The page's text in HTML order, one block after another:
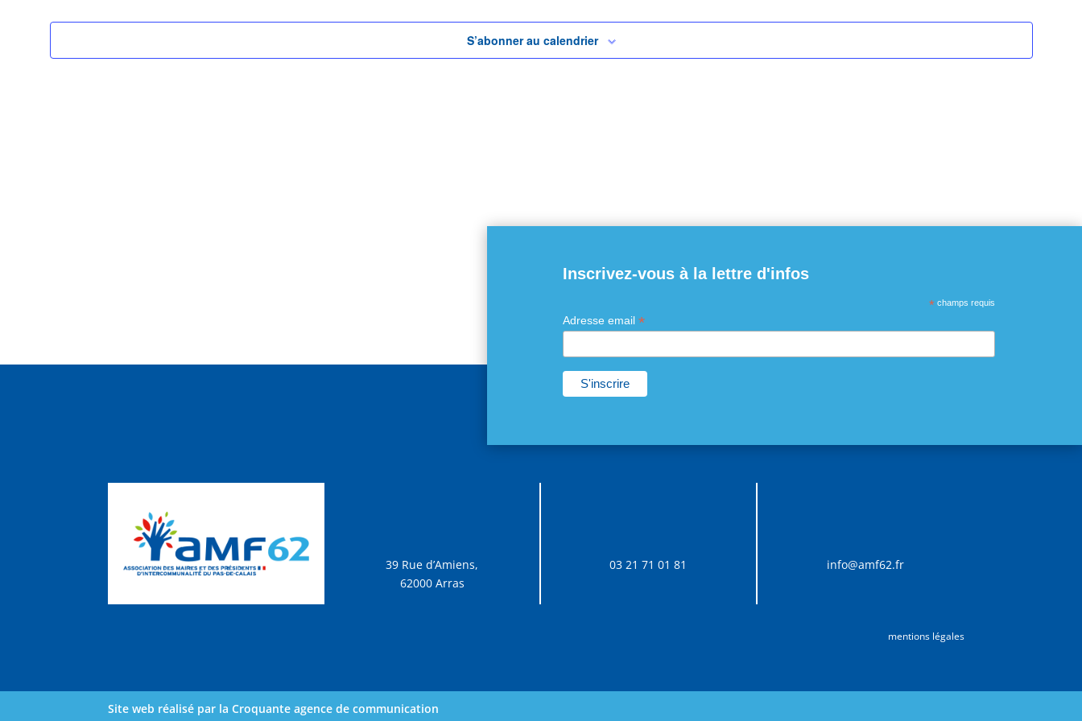
S’abonner au calendrier
Inscrivez-vous à la lettre d'infos
* champs requis
Adresse email *
39 Rue d’Amiens,
62000 Arras
03 21 71 01 81 info@amf62.fr
mentions légales
Site web réalisé par la Croquante agence de communication